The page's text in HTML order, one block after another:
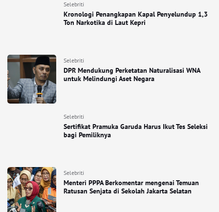
Selebriti
Kronologi Penangkapan Kapal Penyelundup 1,3
Ton Narkotika di Laut Kepri
Selebriti
DPR Mendukung Perketatan Naturalisasi WNA
untuk Melindungi Aset Negara
Selebriti
Sertifikat Pramuka Garuda Harus Ikut Tes Seleksi
bagi Pemiliknya
Selebriti
Menteri PPPA Berkomentar mengenai Temuan
Ratusan Senjata di Sekolah Jakarta Selatan